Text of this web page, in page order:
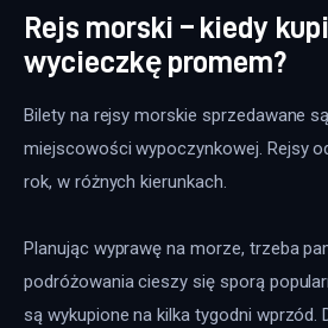
Rejs morski – kiedy
wycieczkę promem?
Bilety na rejsy morskie sprzedawane
miejscowości wypoczynkowej. Rejsy
rok, w różnych kierunkach.
Planując wyprawę na morze, trzeba
podróżowania cieszy się sporą
są wykupione na kilka tygodni wprzód.